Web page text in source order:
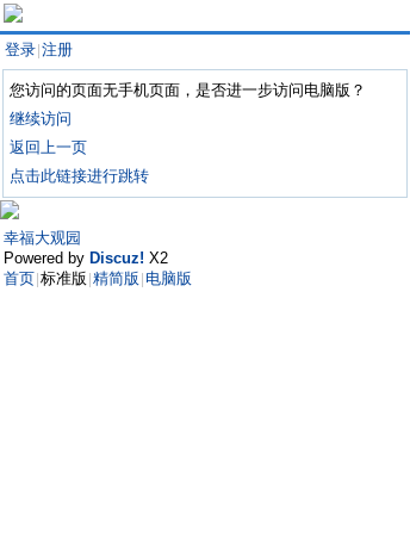
登录 注册
您访问的页面无手机页面，是否进一步访问电脑版？
继续访问
返回上一页
点击此链接进行跳转
幸福大观园
Powered by Discuz! X2
首页 标准版 精简版 电脑版